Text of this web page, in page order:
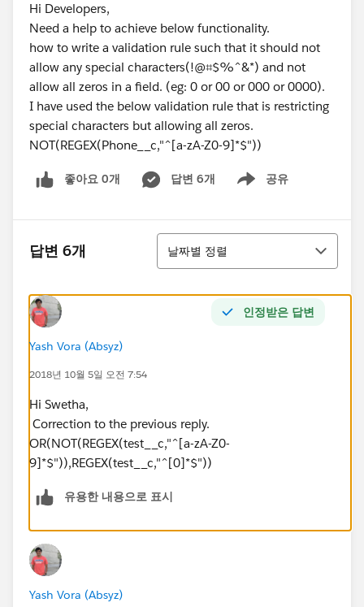
Hi Developers,
Need a help to achieve below functionality.
how to write a validation rule such that it should not
allow any special characters(!@⌗$%^&*) and not
allow all zeros in a field. (eg: 0 or 00 or 000 or 0000).
I have used the below validation rule that is restricting
special characters but allowing all zeros.
NOT(REGEX(Phone__c,"^[a-zA-Z0-9]*$"))
좋아요 0개 답변 6개 공유
Show menu
답변 6개
정렬
날짜별 정렬
인정받은 답변
Yash Vora (Absyz)
2018년 10월 5일 오전 7:54
Hi Swetha,
Correction to the previous reply.
OR(NOT(REGEX(test__c,"^[a-zA-Z0-
9]*$")),REGEX(test__c,"^[0]*$"))
유용한 내용으로 표시
Yash Vora (Absyz)